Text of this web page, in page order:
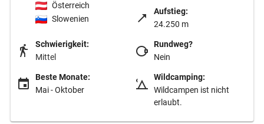
Österreich
Slowenien
Aufstieg:
24.250 m
Schwierigkeit:
Mittel
Rundweg?
Nein
Beste Monate:
Mai - Oktober
Wildcamping:
Wildcampen ist nicht
erlaubt.